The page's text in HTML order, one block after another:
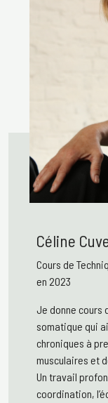
Céline
Cours de
en 2023
Je donne cours
somatique qui
chroniques à
musculaires et
Un travail
coordination,